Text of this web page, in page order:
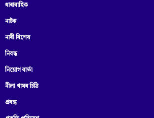
ধাৰাবাহিক
নাটক
নাৰী বিশেষ
নিবন্ধ
নিয়োগ বাৰ্তা
নীলা খামৰ চিঠি
প্রবন্ধ